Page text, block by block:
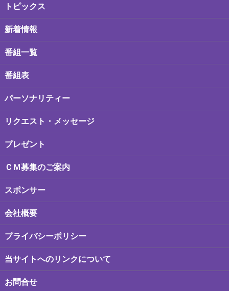
トピックス
新着情報
番組一覧
番組表
パーソナリティー
リクエスト・メッセージ
プレゼント
ＣＭ募集のご案内
スポンサー
会社概要
プライバシーポリシー
当サイトへのリンクについて
お問合せ